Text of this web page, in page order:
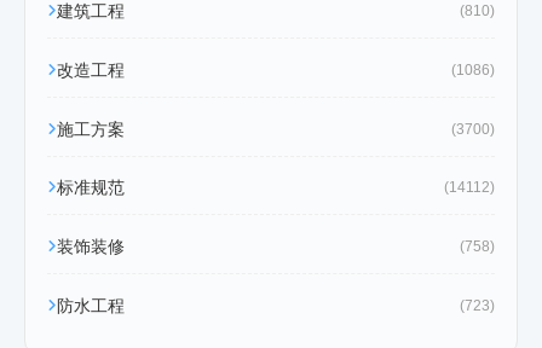
建筑工程 (810)
改造工程 (1086)
施工方案 (3700)
标准规范 (14112)
装饰装修 (758)
防水工程 (723)